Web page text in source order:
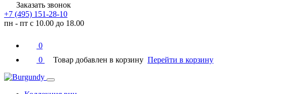
Заказать звонок
+7 (495) 151-28-10
пн - пт с 10.00 до 18.00
0
0
Товар добавлен в корзину Перейти в корзину